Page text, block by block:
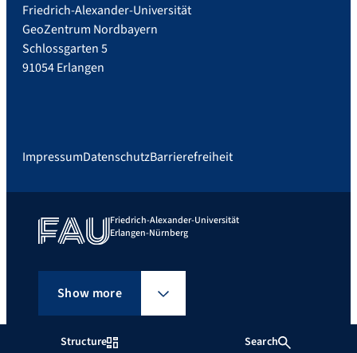
Structure Search
Friedrich-Alexander-Universität
GeoZentrum Nordbayern
Schlossgarten 5
91054 Erlangen
ImpressumDatenschutzBarrierefreiheit
Friedrich-Alexander-Universität
Erlangen-Nürnberg
Show more